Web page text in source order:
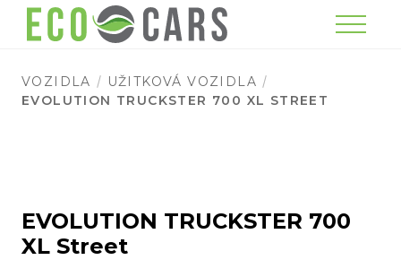
Menu
VOZIDLA
UŽITKOVÁ VOZIDLA
EVOLUTION TRUCKSTER 700 XL STREET
EVOLUTION TRUCKSTER 700
XL Street